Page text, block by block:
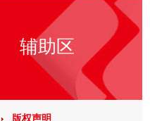
辅助区
版权声明